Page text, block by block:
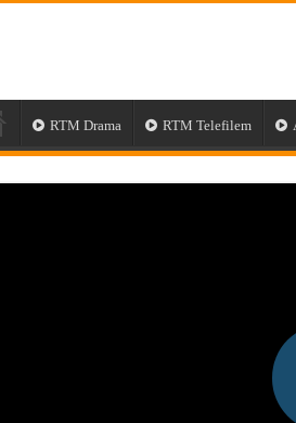
RTM Drama RTM Telefilem